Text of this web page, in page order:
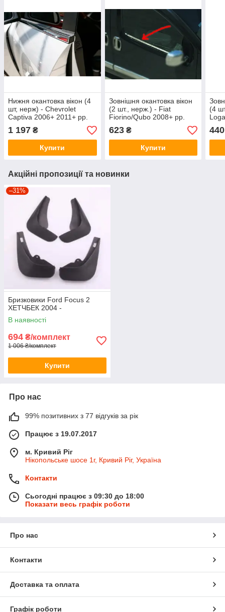
Нижня окантовка вікон (4
шт, нерж) - Chevrolet
Captiva 2006+ 2011+ рр.
1 197 ₴
Купити
Зовнішня окантовка вікон
(2 шт., нерж.) - Fiat
Fiorino/Qubo 2008+ рр.
623₴
Купити
(4
440
Акційні пропозиції та новинки
–31%
Бризковики Ford Focus 2
ХЕТЧБЕК 2004 -
В наявності
694 ₴/комплект
1 006 ₴/комплект
Купити
Про нас
99% позитивних з 77 відгуків за рік
Працює з 19.07.2017
м. Кривий Ріг
Нікопольське шосе 1г, Кривий Ріг, Україна
Контакти
Сьогодні працює з 09:30 до 18:00
Показати весь графік роботи
Про нас
Контакти
Доставка та оплата
Графік роботи